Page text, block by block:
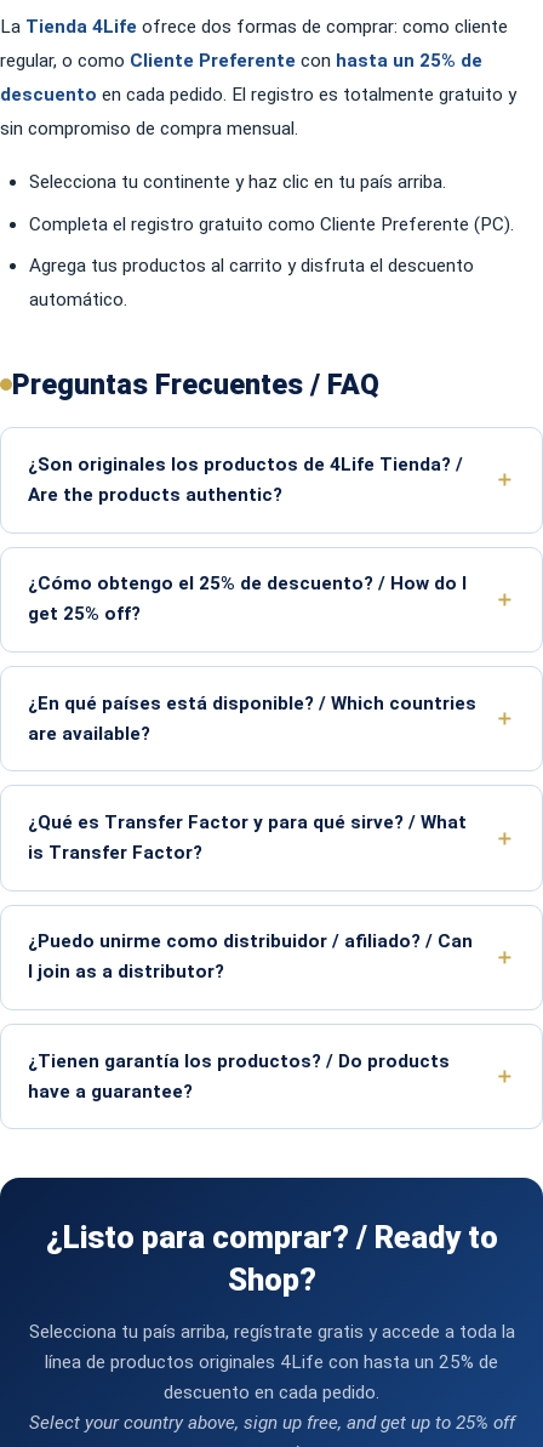
La Tienda 4Life ofrece dos formas de comprar: como cliente
regular, o como Cliente Preferente con hasta un 25% de
descuento en cada pedido. El registro es totalmente gratuito y
sin compromiso de compra mensual.
Selecciona tu continente y haz clic en tu país arriba.
Completa el registro gratuito como Cliente Preferente (PC).
Agrega tus productos al carrito y disfruta el descuento
automático.
Preguntas Frecuentes / FAQ
¿Son originales los productos de 4Life Tienda? /
Are the products authentic?
¿Cómo obtengo el 25% de descuento? / How do I
get 25% off?
¿En qué países está disponible? / Which countries
are available?
¿Qué es Transfer Factor y para qué sirve? / What
is Transfer Factor?
¿Puedo unirme como distribuidor / afiliado? / Can
I join as a distributor?
¿Tienen garantía los productos? / Do products
have a guarantee?
¿Listo para comprar? / Ready to
Shop?
Selecciona tu país arriba, regístrate gratis y accede a toda la
línea de productos originales 4Life con hasta un 25% de
descuento en cada pedido.
Select your country above, sign up free, and get up to 25% off